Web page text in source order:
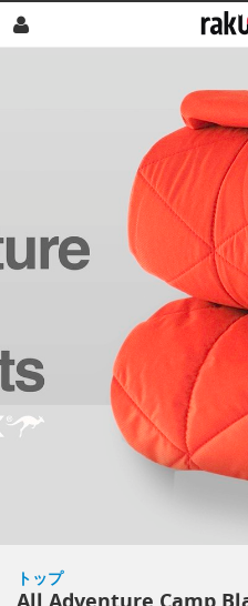
トップ
All Adventure Camp